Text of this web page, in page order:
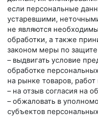
если персональные
устаревшими,
не являются
обработки, а также
законом меры по защите
– выдвигать условие
обработке
на рынке товаров, работ
– на отзыв согласия на
– обжаловать в
субъектов